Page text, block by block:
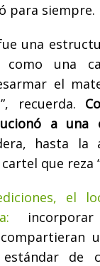
para siempre.
una
como una
el
recuerda.
a una
hasta la
que reza
el
de